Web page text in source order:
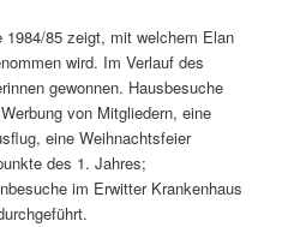
85 zeigt, mit welchem Elan
wird. Im Verlauf des
gewonnen. Hausbesuche
von Mitgliedern, eine
eine Weihnachtsfeier
des 1. Jahres;
im Erwitter Krankenhaus